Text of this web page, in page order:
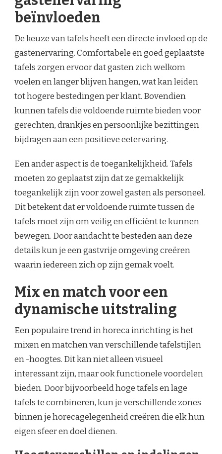
beïnvloeden
De keuze van tafels heeft een directe invloed op de
gastenervaring. Comfortabele en goed geplaatste
tafels zorgen ervoor dat gasten zich welkom
voelen en langer blijven hangen, wat kan leiden
tot hogere bestedingen per klant. Bovendien
kunnen tafels die voldoende ruimte bieden voor
gerechten, drankjes en persoonlijke bezittingen
bijdragen aan een positieve eetervaring.
Een ander aspect is de toegankelijkheid. Tafels
moeten zo geplaatst zijn dat ze gemakkelijk
toegankelijk zijn voor zowel gasten als personeel.
Dit betekent dat er voldoende ruimte tussen de
tafels moet zijn om veilig en efficiënt te kunnen
bewegen. Door aandacht te besteden aan deze
details kun je een gastvrije omgeving creëren
waarin iedereen zich op zijn gemak voelt.
Mix en match voor een
dynamische uitstraling
Een populaire trend in horeca inrichting is het
mixen en matchen van verschillende tafelstijlen
en -hoogtes. Dit kan niet alleen visueel
interessant zijn, maar ook functionele voordelen
bieden. Door bijvoorbeeld hoge tafels en lage
tafels te combineren, kun je verschillende zones
binnen je horecagelegenheid creëren die elk hun
eigen sfeer en doel dienen.